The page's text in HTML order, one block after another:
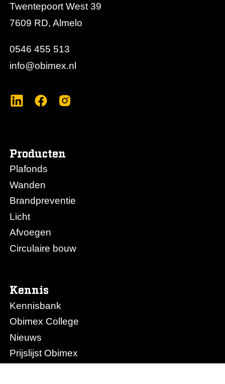
Twentepoort West 39
7609 RD, Almelo
0546 455 513
info@obimex.nl
Producten
Plafonds
Wanden
Brandpreventie
Licht
Afvoegen
Circulaire bouw
Kennis
Kennisbank
Obimex College
Nieuws
Prijslijst Obimex